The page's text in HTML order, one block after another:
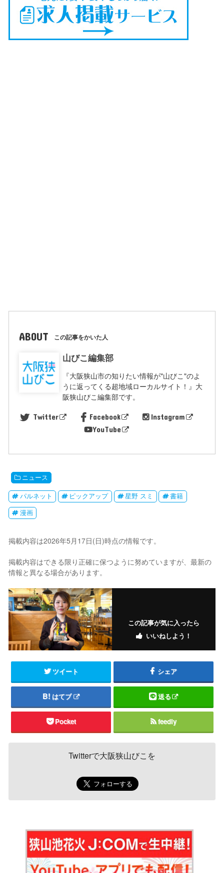
ABOUT この記事をかいた人
山びこ編集部
『大阪狭山市の知りたい情報が"山びこ"のよ
うに返ってくる超地域ローカルサイト！』大
阪狭山びこ編集部です。
Twitter Facebook
Instagram
YouTube
ニュース
パルネット ピックアップ 星野 スミ
書籍
漫画
掲載内容は2026年5月17日(日)時点の情報です。
掲載内容はできる限り正確に保つように努めていますが、最新の
情報と異なる場合があります。
この記事が気に入ったら
いいねしよう！
ツイート シェア
はてブ 送る
Pocket feedly
Twitterで大阪狭山びこを